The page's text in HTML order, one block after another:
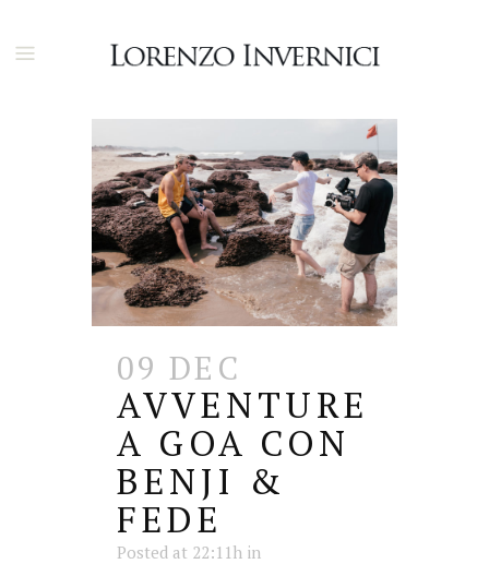
09 DEC
AVVENTURE
A GOA CON
BENJI &
FEDE
Posted at 22:11h in